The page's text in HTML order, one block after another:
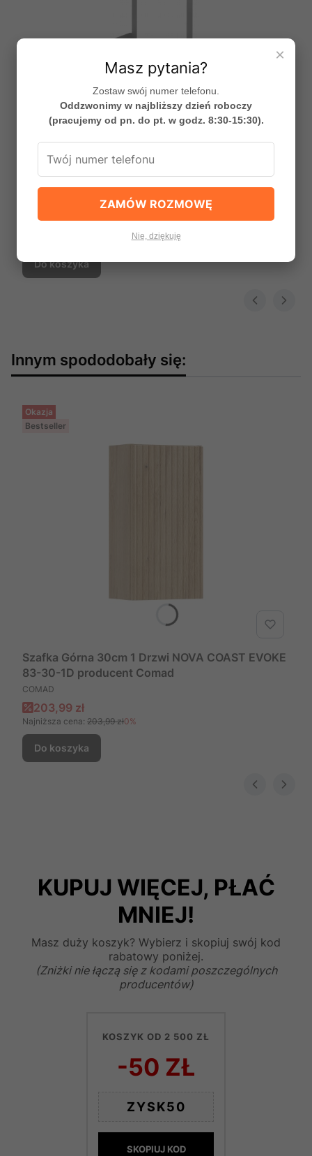
MOKKO Półka wieszana na kabinę ADM_N54K
Deante
Cena promocyjna
375,54 zł
+18%
Do koszyka
Innym spododobały się:
Okazja
Bestseller
Szafka Górna 30cm 1 Drzwi NOVA COAST EVOKE
83-30-1D producent Comad
PRODUCENT
COMAD
Cena promocyjna
203,99 zł
Najniższa cena: 203,99 zł0%
Do koszyka
KUPUJ WIĘCEJ, PŁAĆ
MNIEJ!
Masz duży koszyk? Wybierz i skopiuj swój kod
rabatowy poniżej.
(Zniżki nie łączą się z kodami poszczególnych
producentów)
KOSZYK OD 2 500 ZŁ
-50 ZŁ
ZYSK50
SKOPIUJ KOD
×
Masz pytania?
Zostaw swój numer telefonu.
Oddzwonimy w najbliższy dzień roboczy
(pracujemy od pn. do pt. w godz. 8:30-15:30).
ZAMÓW ROZMOWĘ
Nie, dziękuję